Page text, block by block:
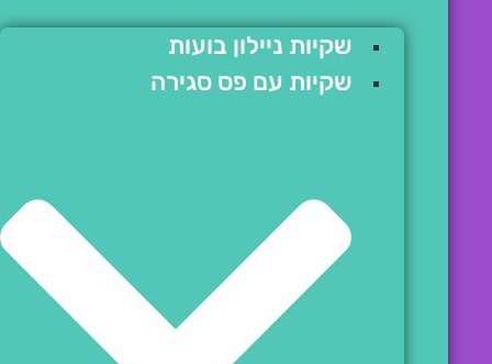
שקיות ניילון בועות
שקיות עם פס סגירה